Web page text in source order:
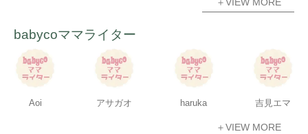
＋VIEW MORE
babycoママライター
Aoi アサガオ haruka 吉見エマ
＋VIEW MORE